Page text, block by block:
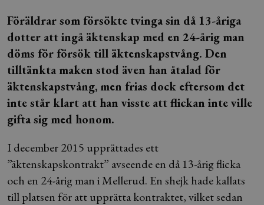
Föräldrar som försökte tvinga sin då 13-åriga
dotter att ingå äktenskap med en 24-årig man
döms för försök till äktenskapstvång. Den
tilltänkta maken stod även han åtalad för
äktenskapstvång, men frias dock eftersom det
inte står klart att han visste att flickan inte ville
gifta sig med honom.
I december 2015 upprättades ett
”äktenskapskontrakt” avseende en då 13-årig flicka
och en 24-årig man i Mellerud. En shejk hade kallats
till platsen för att upprätta kontraktet, vilket sedan